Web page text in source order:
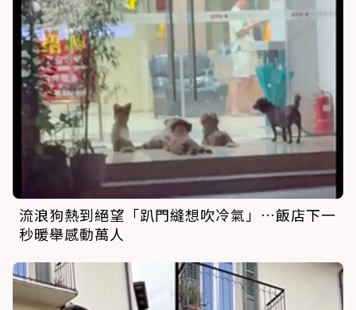
流浪狗熱到絕望「趴門縫想吹冷氣」…飯店下一
秒暖舉感動萬人